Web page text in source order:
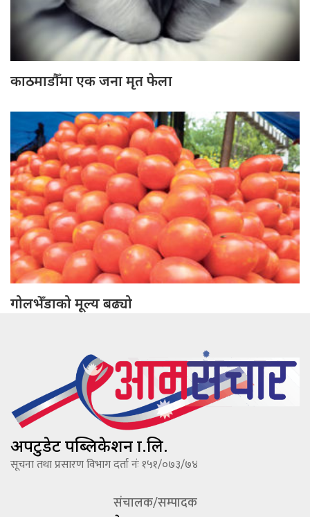
काठमाडौँमा एक जना मृत फेला
गोलभेँडाको मूल्य बढ्यो
अपटुडेट पब्लिकेशन प्रा.लि.
सूचना तथा प्रसारण विभाग दर्ता नंः १५१/०७३/७४
संचालक/सम्पादक